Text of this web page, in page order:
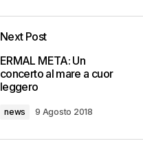
Next Post
ERMAL META: Un
concerto al mare a cuor
leggero
news 9 Agosto 2018